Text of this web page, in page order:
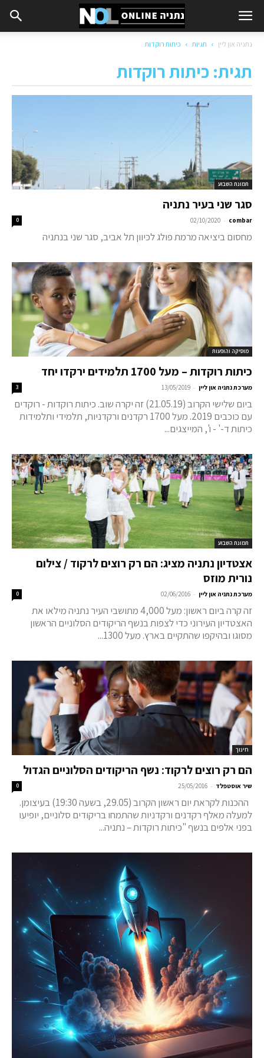
נתניה און ליין תגיות כיתות רוקדות
תגית: כיתות רוקדות
תמונת השבוע
סגר שני בעיר נתניה
combar
-
02/10/2020
0
מחסום ביציאה מרמת פולג לכיוון תל אביב, סגר שני בנתניה
מוסיקה והופעות
כיתות רוקדות – מעל 1700 תלמידים ירקדו יחד
מערכת נתניה און ליין -
13/05/2019
3
ביום שלישי הקרוב (21.05.19) זה יקרה שוב. כיתות רוקדות - רוקדים
עם כוכבים 2019. מעל 1700 רקדנים ורקדניות, תלמידי ותלמידות
כיתות ד-' - ו', המייצגים...
תמונת השבוע
אצטדיון נתניה מציג: הם רק רוצים לרקוד / צילום
נורית מוזס
מערכת נתניה און ליין -
02/06/2016
0
זה קרה ביום ראשון: מעל 4,000 מתושבי העיר נתניה מילאו את
האצטדיון העירוני כדי לצפות בנשף הריקודים הסלוניים הראשון
מסוגו ובהיקפו שהתקיים בארץ. מעל 1300...
חינוך
הם רק רוצים לרקוד: נשף הריקודים הסלוניים הגדול
שיר אוסטפלד -
25/05/2016
0
ההכנות לקראת יום ראשון הקרוב (29.05, בשעה 19:30) בעיצומן.
למעלה מאלף רקדנים ורקדניות שהתמחו בריקודים סלוניים, יופיעו
בפני אלפים בנשף "כיתות רוקדות – נתניה...